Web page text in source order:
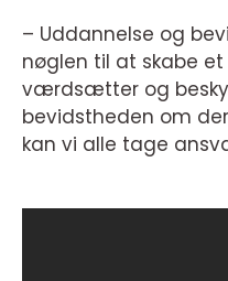
– Uddannelse og
nøglen til at skabe
værdsætter og
bevidstheden om
kan vi alle tage